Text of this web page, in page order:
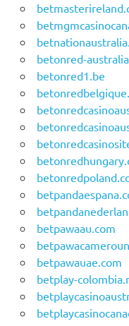
betonred-
betonred1.be
betpawaau.com
betpawauae.com
betplay-